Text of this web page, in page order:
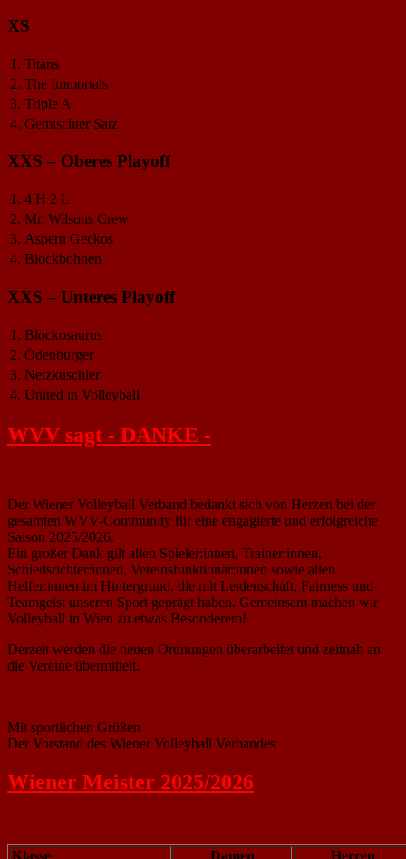
XS
1. Titans
2. The Immortals
3. Triple A
4. Gemischter Satz
XXS – Oberes Playoff
1. 4 H 2 L
2. Mr. Wilsons Crew
3. Aspern Geckos
4. Blockbohnen
XXS – Unteres Playoff
1. Blockosaurus
2. Ödenburger
3. Netzkuschler
4. United in Volleyball
WVV sagt - DANKE -
Der Wiener Volleyball Verband bedankt sich von Herzen bei der
gesamten WVV-Community für eine engagierte und erfolgreiche
Saison 2025/2026.
Ein großer Dank gilt allen Spieler:innen, Trainer:innen,
Schiedsrichter:innen, Vereinsfunktionär:innen sowie allen
Helfer:innen im Hintergrund, die mit Leidenschaft, Fairness und
Teamgeist unseren Sport geprägt haben. Gemeinsam machen wir
Volleyball in Wien zu etwas Besonderem!
Derzeit werden die neuen Ordnungen überarbeitet und zeitnah an
die Vereine übermittelt.
Mit sportlichen Grüßen
Der Vorstand des Wiener Volleyball Verbandes
Wiener Meister 2025/2026